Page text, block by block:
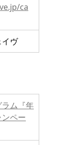
ca
ヴ
ム『年
ペー